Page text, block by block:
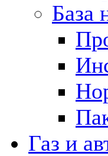
База
Газ и